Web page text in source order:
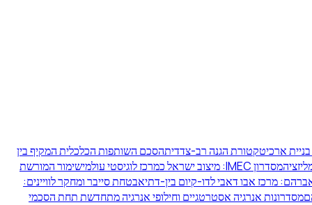
בניית ארכיטקטורת הגנה רב-צדדיתהסכם השותפות הכלכלית המקיף בין
מסדרון IMEC: מיצוב ישראל כמרכז לוגיסטי עולמי
שימור המורשת
מרכז אבו דאבי לדו-קיום בין-דתיאבטחת סייבר ומחקר לוויינים:
מסדרונות אנרגיה אסטרטגיים וחילופי אנרגיה מתחדשת תחת הסכמי